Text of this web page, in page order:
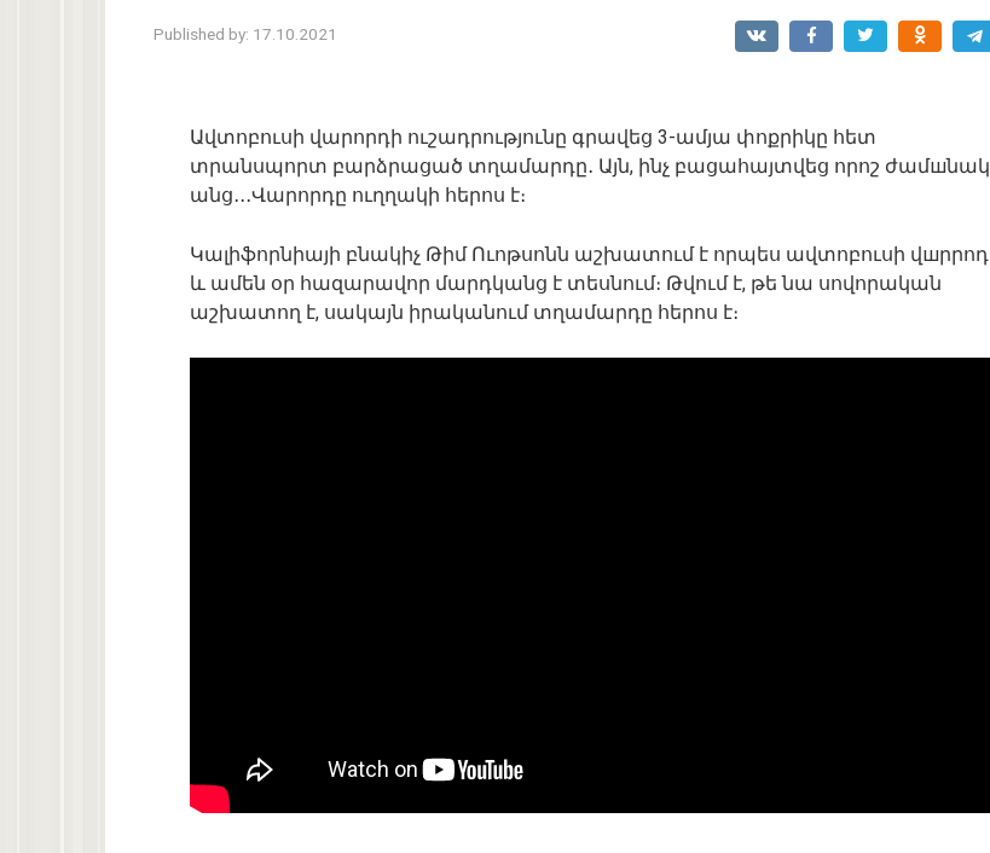
Published by: 17.10.2021
Ավտոբուսի վարորդի ուշադրությունը գրավեց 3-ամյա փոքրիկը հետ
տրանսպորտ բարձրացած տղամարդը․ Այն, ինչ բացահայտվեց որոշ ժամшնակ
անց․․․Վարորդը ուղղակի հերոս է։
Կալիֆորնիայի բնակիչ Թիմ Ուոթսոնն աշխատում է որպես ավտոբուսի վшրրոդ
և ամեն օր հազարավոր մարդկանց է տեսնում։ Թվում է, թե նա սովորական
աշխատող է, սակայն իրականում տղամարդը հերոս է։